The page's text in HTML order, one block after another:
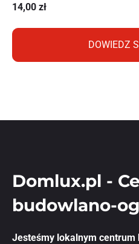
14,00 zł
DOWIEDZ
Domlux.pl -
budowlano-
Jesteśmy lokalnym centrum